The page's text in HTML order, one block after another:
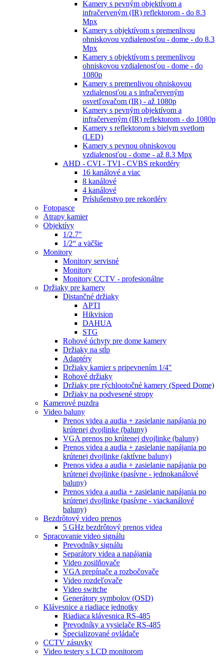
Kamery s pevným objektívom a
infračerveným (IR) reflektorom - do 8.3
Mpx
Kamery s objektívom s premenlivou
ohniskovou vzdialenosťou - dome - do 8.3
Mpx
Kamery s objektívom s premenlivou
ohniskovou vzdialenosťou - dome - do
1080p
Kamery s premenlivou ohniskovou
vzdialenosťou a s infračerveným
osvetľovačom (IR) - až 1080p
Kamery s pevným objektívom a
infračerveným (IR) reflektorom - do 1080p
Kamery s reflektorom s bielym svetlom
(LED)
Kamery s pevnou ohniskovou
vzdialenosťou - dome - až 8.3 Mpx
AHD - CVI - TVI - CVBS rekordéry
16 kanálové a viac
8 kanálové
4 kanálové
Príslušenstvo pre rekordéry
Fotopasce
Atrapy kamier
Objektívy
1/2.7"
1/2“ a väčšie
Monitory
Monitory servisné
Monitory
Monitory CCTV - profesionálne
Držiaky pre kamery
Distančné držiaky
APTI
Hikvision
DAHUA
STG
Rohové úchyty pre dome kamery
Držiaky na stĺp
Adaptéry
Držiaky kamier s pripevnením 1/4"
Rohové držiaky
Držiaky pre rýchlootočné kamery (Speed Dome)
Držiaky na podvesené stropy
Kamerové puzdra
Video baluny
Prenos videa a audia + zasielanie napájania po
krútenej dvojlinke (baluny)
VGA prenos po krútenej dvojlinke (baluny)
Prenos videa a audia + zasielanie napájania po
krútenej dvojlinke (aktívne baluny)
Prenos videa a audia + zasielanie napájania po
krútenej dvojlinke (pasívne - jednokanálové
baluny)
Prenos videa a audia + zasielanie napájania po
krútenej dvojlinke (pasívne - viackanálové
baluny)
Bezdrôtový video prenos
5 GHz bezdrôtový prenos videa
Spracovanie video signálu
Prevodníky signálu
Separátory videa a napájania
Video zosilňovače
VGA prepínače a rozbočovače
Video rozdeľovače
Video switche
Generátory symbolov (OSD)
Klávesnice a riadiace jednotky
Riadiaca klávesnica RS-485
Prevodníky a vysielače RS-485
Špecializované ovládače
CCTV zásuvky
Video testery s LCD monitorom